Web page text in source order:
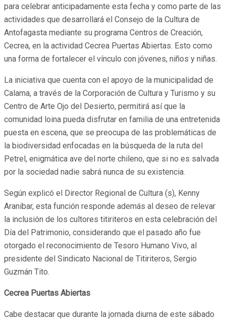
para celebrar anticipadamente esta fecha y como parte de las
actividades que desarrollará el Consejo de la Cultura de
Antofagasta mediante su programa Centros de Creación,
Cecrea, en la actividad Cecrea Puertas Abiertas. Esto como
una forma de fortalecer el vínculo con jóvenes, niños y niñas.
La iniciativa que cuenta con el apoyo de la municipalidad de
Calama, a través de la Corporación de Cultura y Turismo y su
Centro de Arte Ojo del Desierto, permitirá así que la
comunidad loina pueda disfrutar en familia de una entretenida
puesta en escena, que se preocupa de las problemáticas de
la biodiversidad enfocadas en la búsqueda de la ruta del
Petrel, enigmática ave del norte chileno, que si no es salvada
por la sociedad nadie sabrá nunca de su existencia.
Según explicó el Director Regional de Cultura (s), Kenny
Aranibar, esta función responde además al deseo de relevar
la inclusión de los cultores titiriteros en esta celebración del
Día del Patrimonio, considerando que el pasado año fue
otorgado el reconocimiento de Tesoro Humano Vivo, al
presidente del Sindicato Nacional de Titiriteros, Sergio
Guzmán Tito.
Cecrea Puertas Abiertas
Cabe destacar que durante la jornada diurna de este sábado